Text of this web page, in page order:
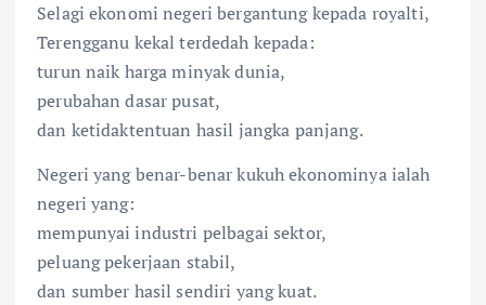
Selagi ekonomi negeri bergantung kepada royalti,
Terengganu kekal terdedah kepada:
turun naik harga minyak dunia,
perubahan dasar pusat,
dan ketidaktentuan hasil jangka panjang.
Negeri yang benar-benar kukuh ekonominya ialah
negeri yang:
mempunyai industri pelbagai sektor,
peluang pekerjaan stabil,
dan sumber hasil sendiri yang kuat.